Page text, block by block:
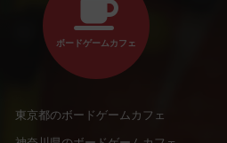
ボードゲームカフェ
東京都のボードゲームカフェ